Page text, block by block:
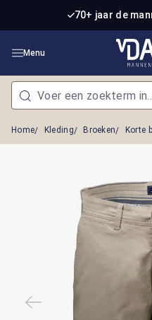
Ga naar de hoofdinhoud
70+ jaar de
Menu
Home Kleding Broeken Korte